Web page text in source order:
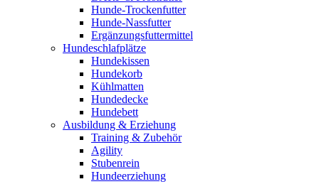
Hunde-Trockenfutter
Hunde-Nassfutter
Ergänzungsfuttermittel
Hundeschlafplätze
Hundekissen
Hundekorb
Kühlmatten
Hundedecke
Hundebett
Ausbildung & Erziehung
Training & Zubehör
Agility
Stubenrein
Hundeerziehung